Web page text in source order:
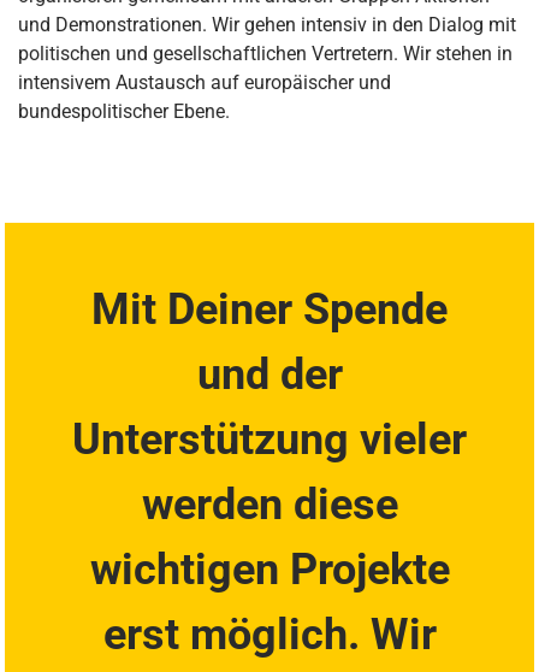
und Demonstrationen. Wir gehen intensiv in den Dialog mit
politischen und gesellschaftlichen Vertretern. Wir stehen in
intensivem Austausch auf europäischer und
bundespolitischer Ebene.
Mit Deiner Spende
und der
Unterstützung vieler
werden diese
wichtigen Projekte
erst möglich. Wir